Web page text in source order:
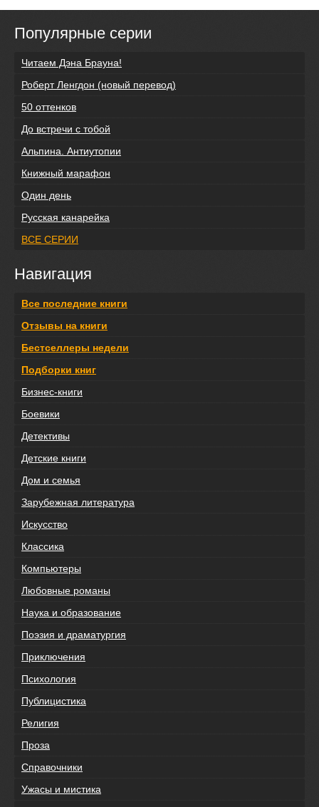
Популярные серии
Читаем Дэна Брауна!
Роберт Ленгдон (новый перевод)
50 оттенков
До встречи с тобой
Альпина. Антиутопии
Книжный марафон
Один день
Русская канарейка
ВСЕ СЕРИИ
Навигация
Все последние книги
Отзывы на книги
Бестселлеры недели
Подборки книг
Бизнес-книги
Боевики
Детективы
Детские книги
Дом и семья
Зарубежная литература
Искусство
Классика
Компьютеры
Любовные романы
Наука и образование
Поэзия и драматургия
Приключения
Психология
Публицистика
Религия
Проза
Справочники
Ужасы и мистика